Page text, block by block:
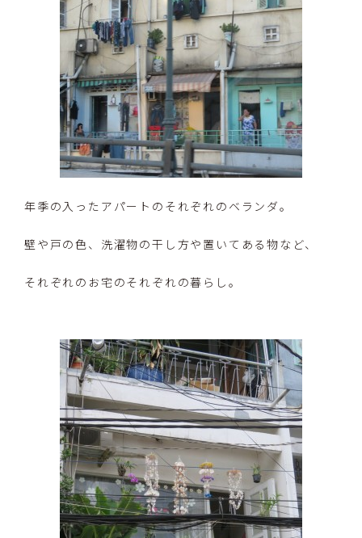
年季の入ったアパートのそれぞれのベランダ。
壁や戸の色、洗濯物の干し方や置いてある物など、
それぞれのお宅のそれぞれの暮らし。